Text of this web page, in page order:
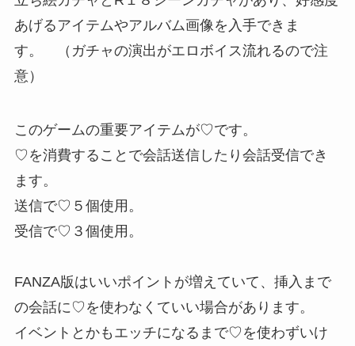
あげるアイテムやアルバム画像を入手できま
す。 （ガチャの演出がエロボイス流れるので注
意）
このゲームの重要アイテムが♡です。
♡を消費することで会話送信したり会話受信でき
ます。
送信で♡５個使用。
受信で♡３個使用。
FANZA版はいいポイントが増えていて、挿入まで
の会話に♡を使わなくていい場合があります。
イベントとかもエッチになるまで♡を使わずいけ